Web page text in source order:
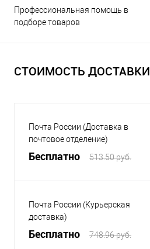
Профессиональная помощь в
подборе товаров
СТОИМОСТЬ ДОСТАВКИ
Почта России (Доставка в
почтовое отделение)
Бесплатно 513.50 руб.
Почта России (Курьерская
доставка)
Бесплатно 748.96 руб.